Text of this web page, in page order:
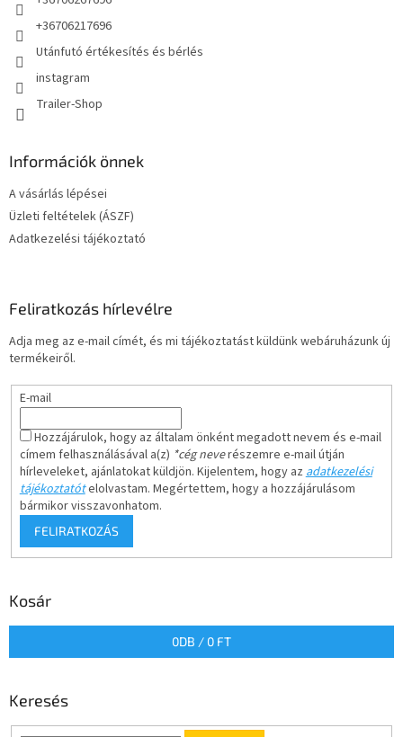
+36706217696
Utánfutó értékesítés és bérlés
instagram
Trailer-Shop
Információk önnek
A vásárlás lépései
Üzleti feltételek (ÁSZF)
Adatkezelési tájékoztató
Feliratkozás hírlevélre
Adja meg az e-mail címét, és mi tájékoztatást küldünk webáruházunk új
termékeiről.
E-mail
Hozzájárulok, hogy az általam önként megadott nevem és e-mail
címem felhasználásával a(z) *cég neverészemre e-mail útján
hírleveleket, ajánlatokat küldjön. Kijelentem, hogy azadatkezelési
tájékoztatótelolvastam. Megértettem, hogy a hozzájárulásom
bármikor visszavonhatom.
FELIRATKOZÁS
Kosár
0DB / 0 FT
Keresés